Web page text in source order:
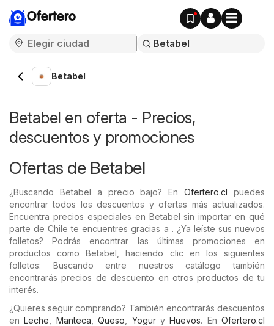
Ofertero
Betabel
Betabel en oferta - Precios,
descuentos y promociones
Ofertas de Betabel
¿Buscando Betabel a precio bajo? EnOfertero.cl puedes
encontrar todos los descuentos y ofertas más actualizados.
Encuentra precios especiales en Betabel sin importar en qué
parte de Chile te encuentres gracias a . ¿Ya leíste sus nuevos
folletos? Podrás encontrar las últimas promociones en
productos como Betabel, haciendo clic en los siguientes
folletos: Buscando entre nuestros catálogo también
encontrarás precios de descuento en otros productos de tu
interés.
¿Quieres seguir comprando? También encontrarás descuentos
enLeche Manteca ,Queso YoguryHuevos. En Ofertero.cl